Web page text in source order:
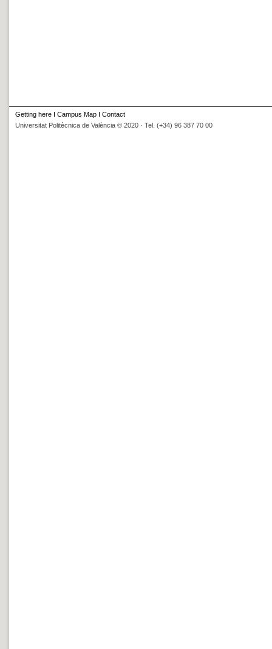
Getting here I Campus Map I Contact
Universitat Politècnica de València © 2020 · Tel. (+34) 96 387 70 00